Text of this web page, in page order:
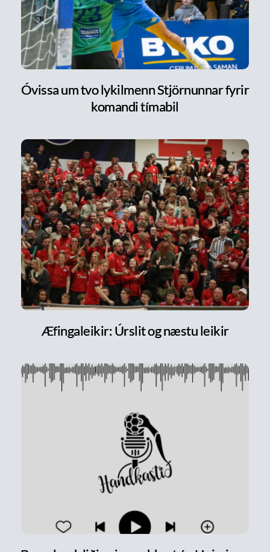
Óvissa um tvo lykilmenn Stjörnunnar fyrir
komandi tímabil
Æfingaleikir: Úrslit og næstu leikir